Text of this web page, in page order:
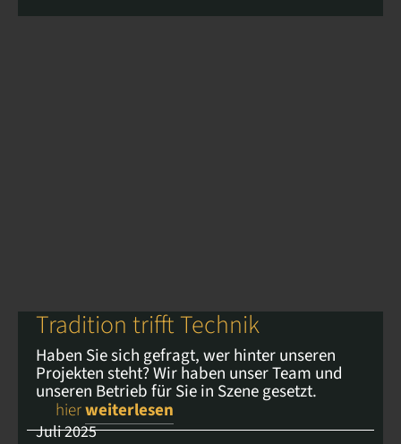
Tradition trifft Technik
Haben Sie sich gefragt, wer hinter unseren
Projekten steht? Wir haben unser Team und
unseren Betrieb für Sie in Szene gesetzt.
hierweiterlesen
Juli 2025